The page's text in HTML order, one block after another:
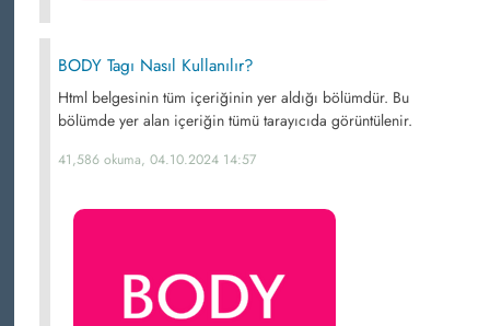
BODY Tagı Nasıl Kullanılır?
Html belgesinin tüm içeriğinin yer aldığı bölümdür. Bu
bölümde yer alan içeriğin tümü tarayıcıda görüntülenir.
41,586 okuma, 04.10.2024 14:57